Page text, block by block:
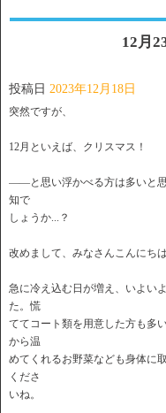
12月
投稿日 2023年12月18日
突然ですが、
12月といえば、クリスマス！
――と思い浮かべる方は多いと
知で
しょうか...？
改めまして、みなさんこんにちは
急に冷え込む日が増え、いよい
た。慌
ててコート類を用意した方も多
から温
めてくれるお野菜なども身体に
くださ
いね。